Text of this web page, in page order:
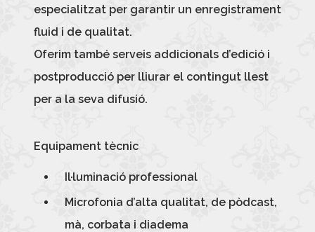
especialitzat per garantir un enregistrament
fluid i de qualitat.
Oferim també serveis addicionals d’edició i
postproducció per lliurar el contingut llest
per a la seva difusió.
Equipament tècnic
Il·luminació professional
Microfonia d’alta qualitat, de pòdcast,
mà, corbata i diadema